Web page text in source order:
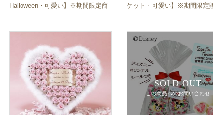
Halloween・可愛い】※期間限定商
ケット・可愛い】※期間限定
SOLD OUT
この商品へのお問い合わせ